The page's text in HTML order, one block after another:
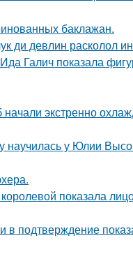
баклажан.
ди девлин расколол
Галич показала
экстренно
научилась у Юлии
показала
подтверждение